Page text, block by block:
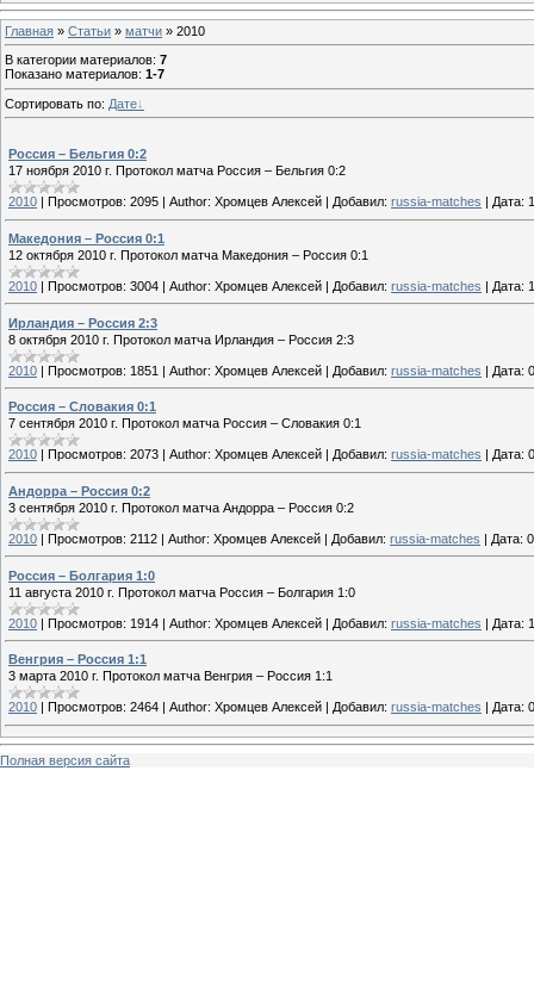
Главная » Статьи » матчи » 2010
В категории материалов: 7
Показано материалов: 1-7
Сортировать по: Дате
Россия – Бельгия 0:2
17 ноября 2010 г. Протокол матча Россия – Бельгия 0:2
2010 Просмотров: 2095 Author: Хромцев Алексей Добавил: russia-matches Дата:
Македония – Россия 0:1
12 октября 2010 г. Протокол матча Македония – Россия 0:1
2010 | Просмотров: 3004 | Author: Хромцев Алексей | Добавил: russia-matches | Дата:
Ирландия – Россия 2:3
8 октября 2010 г. Протокол матча Ирландия – Россия 2:3
2010 | Просмотров: 1851 | Author: Хромцев Алексей | Добавил: russia-matches | Дата:
Россия – Словакия 0:1
7 сентября 2010 г. Протокол матча Россия – Словакия 0:1
2010 Просмотров: 2073 Author: Хромцев Алексей Добавил: russia-matches Дата:
Андорра – Россия 0:2
3 сентября 2010 г. Протокол матча Андорра – Россия 0:2
2010 | Просмотров: 2112 | Author: Хромцев Алексей | Добавил: russia-matches | Дата:
Россия – Болгария 1:0
11 августа 2010 г. Протокол матча Россия – Болгария 1:0
2010 | Просмотров: 1914 | Author: Хромцев Алексей | Добавил: russia-matches | Дата:
Венгрия – Россия 1:1
3 марта 2010 г. Протокол матча Венгрия – Россия 1:1
2010 Просмотров: 2464 Author: Хромцев Алексей Добавил: russia-matches Дата:
Полная версия сайта